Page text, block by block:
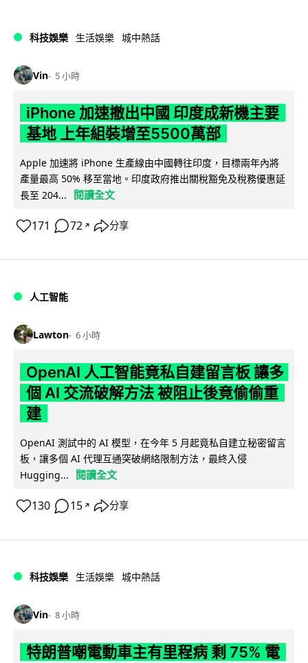
科技娛樂 生活娛樂 城中熱話
Vin 5 小時
iPhone 加速撤出中國 印度成新機主要
基地 上年組裝增至5500萬部
Apple 加速將 iPhone 生產線由中國轉往印度，目標兩年內將
產量最高 50% 移至當地。印度政府推出關稅豁免及稅務優惠延
長至 204...
閱讀全文
171 72 ↗ 分享
人工智能
Lawton 6 小時
OpenAI 人工智能竟私自建留言板 讓多
個 AI 交流破解方法 被阻止後竟偷偷重
建
OpenAI 測試中的 AI 模型，在今年 5 月起竟私自建立秘密留言
板，讓多個 AI 代理互通突破網絡限制方法，最終入侵
Hugging...
閱讀全文
130 15 ↗ 分享
科技娛樂 生活娛樂 城中熱話
Vin 8 小時
特朗普嘲電動車主有里程病 剩 75% 電